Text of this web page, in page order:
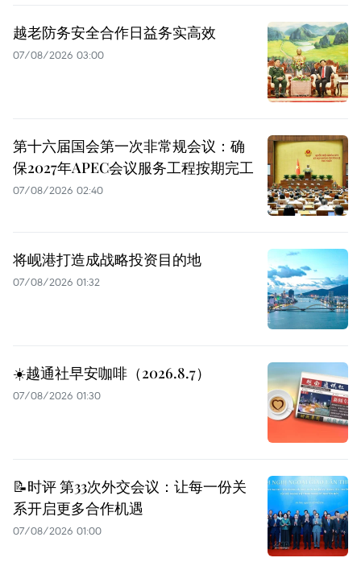
越老防务安全合作日益务实高效
07/08/2026 03:00
第十六届国会第一次非常规会议：确
保2027年APEC会议服务工程按期完工
07/08/2026 02:40
将岘港打造成战略投资目的地
07/08/2026 01:32
☀️越通社早安咖啡（2026.8.7）
07/08/2026 01:30
📝时评 第33次外交会议：让每一份关
系开启更多合作机遇
07/08/2026 01:00